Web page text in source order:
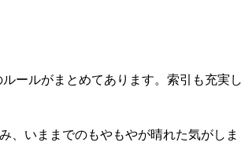
ールがまとめてあります。索引も充実し
いままでのもやもやが晴れた気がしま